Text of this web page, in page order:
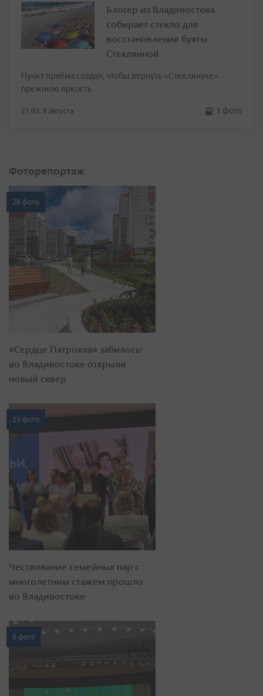
Блогер из Владивостока
собирает стекло для
восстановления бухты
Стеклянной
Пункт приёма создан, чтобы вернуть «Стеклянухе»
прежнюю яркость
21:03, 8 августа 1 фото
Фоторепортаж
20 фото
«Сердце Патрокла» забилось:
во Владивостоке открыли
новый сквер
23 фото
Чествование семейных пар с
многолетним стажем прошло
во Владивостоке
8 фото